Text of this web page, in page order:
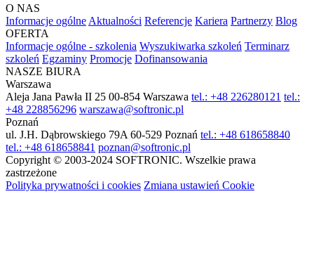
O NAS
Informacje ogólne Aktualności Referencje Kariera Partnerzy Blog
OFERTA
Informacje ogólne - szkolenia Wyszukiwarka szkoleń Terminarz
szkoleń Egzaminy Promocje Dofinansowania
NASZE BIURA
Warszawa
Aleja Jana Pawła II 25 00-854 Warszawa tel.: +48 226280121 tel.:
+48 228856296 warszawa@softronic.pl
Poznań
ul. J.H. Dąbrowskiego 79A 60-529 Poznań tel.: +48 618658840
tel.: +48 618658841 poznan@softronic.pl
Copyright © 2003-2024 SOFTRONIC. Wszelkie prawa
zastrzeżone
Polityka prywatności i cookies Zmiana ustawień Cookie